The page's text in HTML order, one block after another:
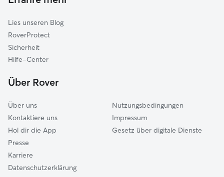
Oerlinghausen
Rietberg
Borchen
Gütersloh
Lies unseren Blog
RoverProtect
Sicherheit
Hilfe-Center
Über Rover
Über uns
Kontaktiere uns
Hol dir die App
Presse
Karriere
Datenschutzerklärung
Nutzungsbedingungen
Impressum
Gesetz über digitale Dienste